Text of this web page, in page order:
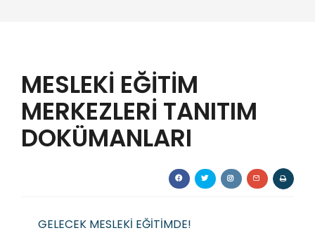
KILAVUZLAR
YAYINLARIMIZ
ENERJİ İZLEME
MESLEKİ EĞİTİM
MERKEZLERİ TANITIM
DOKÜMANLARI
GELECEK MESLEKİ EĞİTİMDE!